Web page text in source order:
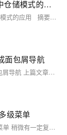
MVC5+EF6 入门完整教程11--细说MVC中仓储模式的应用
原文:MVC5+EF6 入门完整教程11--细说MVC中仓储模式的应用 摘要： 第一阶段1~10篇已经覆盖了MVC开发必要的基本知识。 第二阶段11～20篇将会侧重于专题的讲解，一篇文章解决一个实际问题。
面包屑导航
原文:MVC 5 + EF6 入门完整教程14 -- 动态生成面包屑导航 上篇文章我们完成了 动态生成多级菜单 这个实用组件。 本篇文章我们要开发另一个实用组件：面包屑导航。 面包屑导航(BreadcrumbNavigation)这个概念来自童话故事"汉赛尔和格莱特"，当汉赛尔和格莱特穿过森林时，不小心迷路了，但是他们发现在沿途走过的地方都撒下了面包屑，让这些面包屑来帮助他们找到回家的路。
级菜单
原文:MVC5+EF6 入门完整教程13 -- 动态生成多级菜单 稍微有一定复杂性的系统，多级菜单都是一个必备组件。 本篇专题讲述如何生成动态多级菜单的通用做法。 我们不用任何第三方的组件，完全自己构建灵活通用的多级菜单。